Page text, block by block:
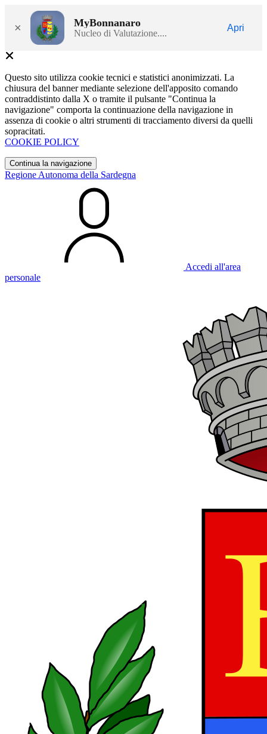
× MyBonnanaro
Nucleo di Valutazione....
Apri
Questo sito utilizza cookie tecnici e statistici anonimizzati. La
chiusura del banner mediante selezione dell'apposito comando
contraddistinto dalla X o tramite il pulsante "Continua la
navigazione" comporta la continuazione della navigazione in
assenza di cookie o altri strumenti di tracciamento diversi da quelli
sopracitati.
COOKIE POLICY
Continua la navigazione
Regione Autonoma della Sardegna
Accedi all'area
personale